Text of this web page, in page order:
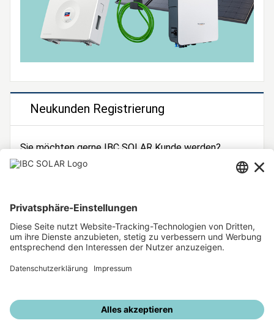
Neukunden Registrierung
Sie möchten gerne IBC SOLAR Kunde werden?
Dann registrieren Sie sich jetzt!
Unsere weiteren Angebote
IBC SOLAR Webseite